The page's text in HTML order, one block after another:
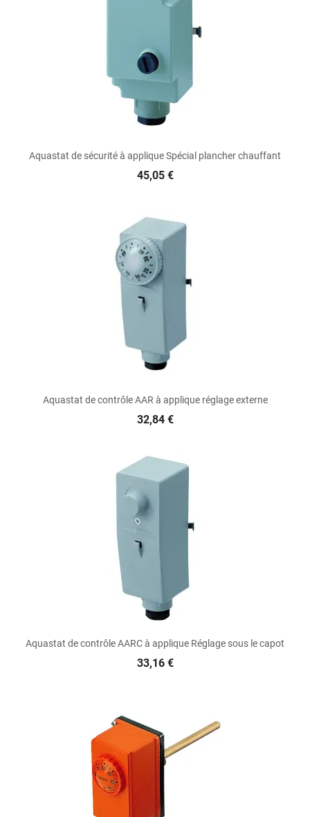
Aquastat de sécurité à applique Spécial plancher chauffant
45,05 €
Aquastat de contrôle AAR à applique réglage externe
32,84 €
Aquastat de contrôle AARC à applique Réglage sous le capot
33,16 €